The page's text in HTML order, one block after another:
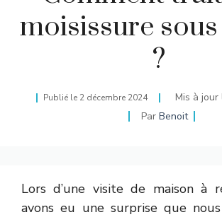
moisissure
?
Publié le 2 décembre 2024 Mis à jour
Par Benoit
Lors d’une visite de maison à
avons eu une surprise que